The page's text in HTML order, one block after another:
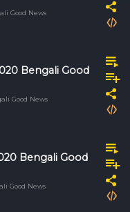
Good News
Bengali Good
Good News
Bengali Good
Good News